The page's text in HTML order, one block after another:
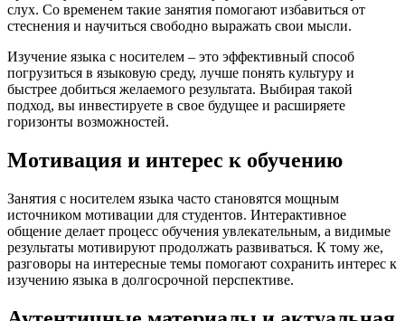
слух. Со временем такие занятия помогают избавиться от
стеснения и научиться свободно выражать свои мысли.
Изучение языка с носителем – это эффективный способ
погрузиться в языковую среду, лучше понять культуру и
быстрее добиться желаемого результата. Выбирая такой
подход, вы инвестируете в свое будущее и расширяете
горизонты возможностей.
Мотивация и интерес к обучению
Занятия с носителем языка часто становятся мощным
источником мотивации для студентов. Интерактивное
общение делает процесс обучения увлекательным, а видимые
результаты мотивируют продолжать развиваться. К тому же,
разговоры на интересные темы помогают сохранить интерес к
изучению языка в долгосрочной перспективе.